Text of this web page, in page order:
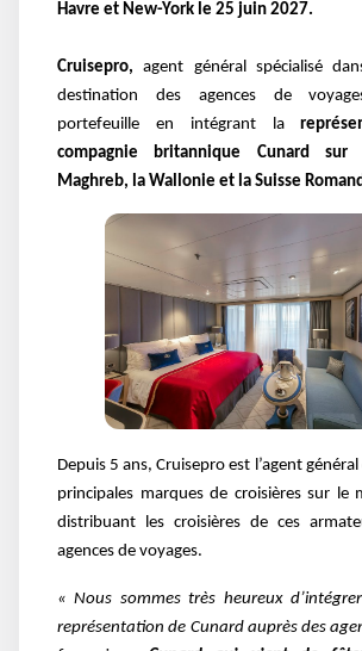
Havre et New-York le 25 juin 2027.
Cruisepro,agent général spécialisé
destination des agences de
portefeuille en intégrant la
compagnie britannique Cunard
Maghreb, la Wallonie et la Suisse
Depuis 5 ans, Cruisepro est l’agent
principales marques de croisières sur le
distribuant les croisières de ces
agences de voyages.
« Nous sommes très heureux
représentation de Cunard auprès des